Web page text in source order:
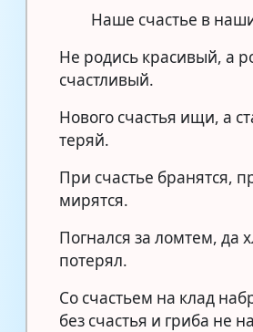
Наше счастье в
Не родись красивый, а
счастливый.
Нового счастья ищи, а
теряй.
При счастье бранятся,
мирятся.
Погнался за ломтем, да
потерял.
Со счастьем на клад
без счастья и гриба не